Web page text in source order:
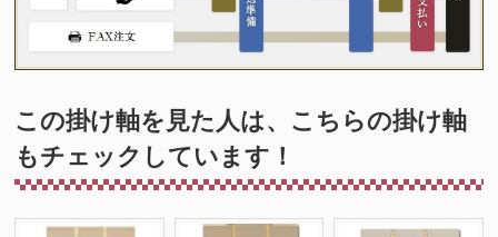
この掛け軸を見た人は、こちらの掛け軸
もチェックしています！